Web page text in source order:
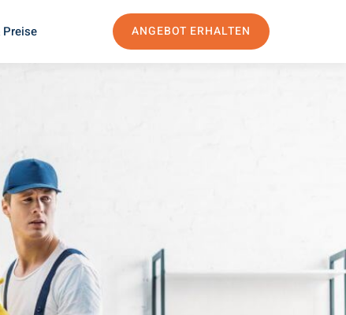
Preise ANGEBOT ERHALTEN